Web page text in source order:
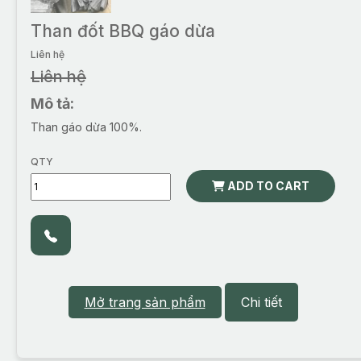
Than đốt BBQ gáo dừa
Liên hệ
Liên hệ
Mô tả:
Than gáo dừa 100%.
QTY
ADD TO CART
Mở trang sản phẩm Chi tiết